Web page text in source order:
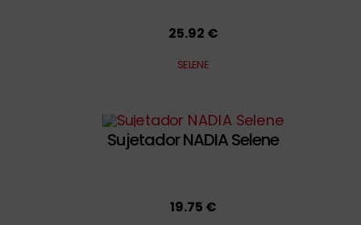
25.92 €
SELENE
Sujetador NADIA Selene
19.75 €